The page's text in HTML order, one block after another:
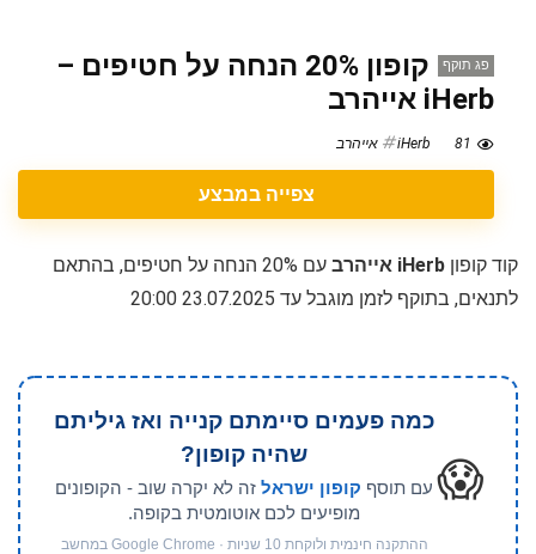
פג תוקף
קופון 20% הנחה על חטיפים –
iHerb אייהרב
81 iHerb אייהרב
צפייה במבצע
קוד קופון iHerb אייהרב
עם 20% הנחה על חטיפים, בהתאם
לתנאים, בתוקף לזמן מוגבל עד 23.07.2025 20:00
😱
כמה פעמים סיימתם קנייה ואז גיליתם
שהיה קופון?
עם תוסף קופון ישראל זה לא יקרה שוב - הקופונים
מופיעים לכם אוטומטית בקופה.
ההתקנה חינמית ולוקחת 10 שניות · Google Chrome במחשב